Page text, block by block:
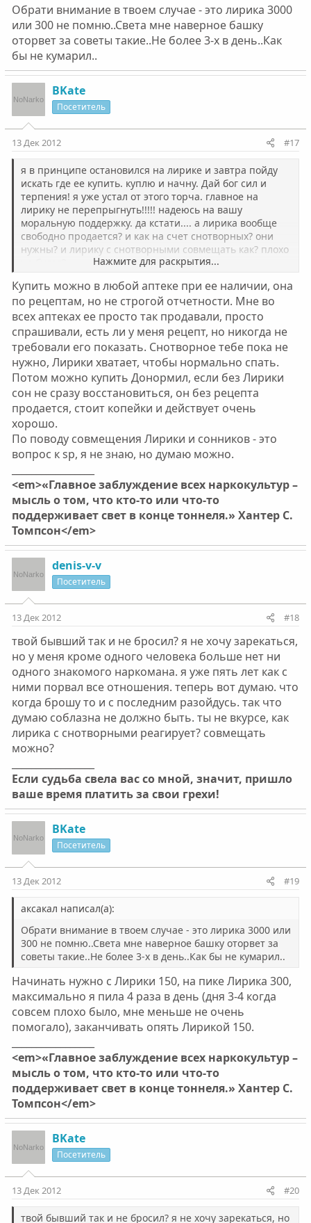
Обрати внимание в твоем случае - это лирика 3000
или 300 не помню..Света мне наверное башку
оторвет за советы такие..Не более 3-х в день..Как
бы не кумарил..
BKate
Посетитель
13 Дек 2012 #17
я в принципе остановился на лирике и завтра пойду
искать где ее купить. куплю и начну. Дай бог сил и
терпения! я уже устал от этого торча. главное на
лирику не перепрыгнуть!!!!! надеюсь на вашу
моральную поддержку. да кстати.... а лирика вообще
свободно продается? и как на счет снотворных? они
нужны? и лирику с снотворными совмещать как? плохо
Нажмите для раскрытия...
Купить можно в любой аптеке при ее наличии, она
по рецептам, но не строгой отчетности. Мне во
всех аптеках ее просто так продавали, просто
спрашивали, есть ли у меня рецепт, но никогда не
требовали его показать. Снотворное тебе пока не
нужно, Лирики хватает, чтобы нормально спать.
Потом можно купить Донормил, если без Лирики
сон не сразу восстановиться, он без рецепта
продается, стоит копейки и действует очень
хорошо.
По поводу совмещения Лирики и сонников - это
вопрос к sp, я не знаю, но думаю можно.
<em>«Главное заблуждение всех наркокультур –
мысль о том, что кто-то или что-то
поддерживает свет в конце тоннеля.» Хантер С.
Томпсон</em>
denis-v-v
Посетитель
13 Дек 2012 #18
твой бывший так и не бросил? я не хочу зарекаться,
но у меня кроме одного человека больше нет ни
одного знакомого наркомана. я уже пять лет как с
ними порвал все отношения. теперь вот думаю. что
когда брошу то и с последним разойдусь. так что
думаю соблазна не должно быть. ты не вкурсе, как
лирика с снотворными реагирует? совмещать
можно?
Если судьба свела вас со мной, значит, пришло
ваше время платить за свои грехи!
BKate
Посетитель
13 Дек 2012 #19
аксакал написал(а):
Обрати внимание в твоем случае - это лирика 3000 или
300 не помню..Света мне наверное башку оторвет за
советы такие..Не более 3-х в день..Как бы не кумарил..
Начинать нужно с Лирики 150, на пике Лирика 300,
максимально я пила 4 раза в день (дня 3-4 когда
совсем плохо было, мне меньше не очень
помогало), заканчивать опять Лирикой 150.
<em>«Главное заблуждение всех наркокультур –
мысль о том, что кто-то или что-то
поддерживает свет в конце тоннеля.» Хантер С.
Томпсон</em>
BKate
Посетитель
13 Дек 2012 #20
твой бывший так и не бросил? я не хочу зарекаться, но